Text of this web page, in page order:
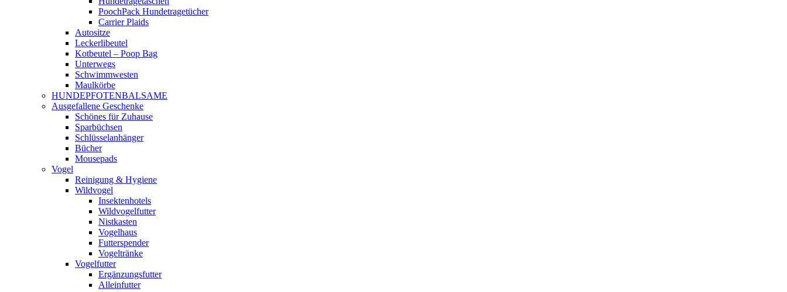
PoochPack Hundetragetücher
Carrier Plaids
Autositze
Leckerlibeutel
Kotbeutel – Poop Bag
Unterwegs
Schwimmwesten
Maulkörbe
HUNDEPFOTENBALSAME
Ausgefallene Geschenke
Schönes für Zuhause
Sparbüchsen
Schlüsselanhänger
Bücher
Mousepads
Vogel
Reinigung & Hygiene
Wildvogel
Insektenhotels
Wildvogelfutter
Nistkasten
Vogelhaus
Futterspender
Vogeltränke
Vogelfutter
Ergänzungsfutter
Alleinfutter